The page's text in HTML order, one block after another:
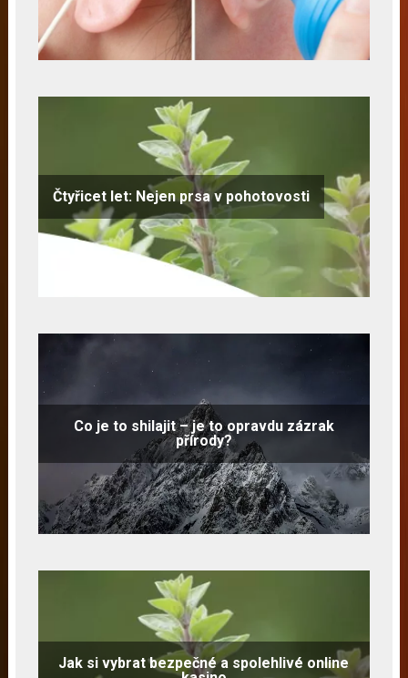
Čtyřicet let: Nejen prsa v pohotovosti
Co je to shilajit – je to opravdu zázrak
přírody?
Jak si vybrat bezpečné a spolehlivé online